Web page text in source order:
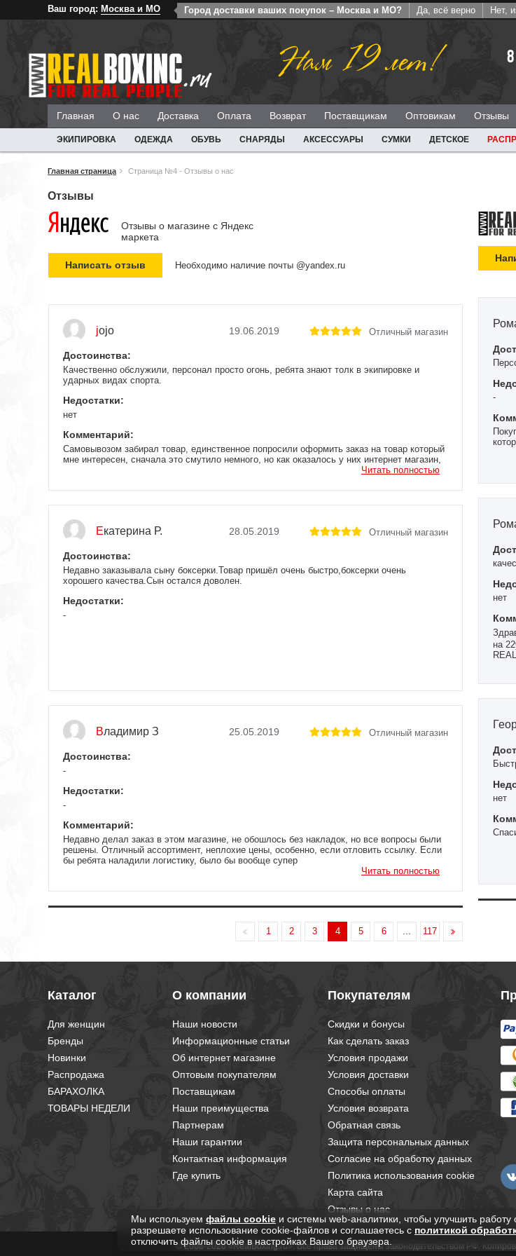
Ваш город: Москва и МО Город доставки ваших покупок – Москва и МО? Да, всё верно Нет,
Нам 19 лет!
Главная О нас Доставка Оплата Возврат Поставщикам Оптовикам Отзывы
ЭКИПИРОВКА ОДЕЖДА ОБУВЬ СНАРЯДЫ АКСЕССУАРЫ СУМКИ ДЕТСКОЕ
Главная страница Страница №4 - Отзывы о нас
Отзывы
Отзывы о магазине c Яндекс
маркета
Необходимо наличие почты @yandex.ru
jojo 19.06.2019 Отличный магазин
Достоинства:
Качественно обслужили, персонал просто огонь, ребята знают толк в экипировке и
ударных видах спорта.
Недостатки:
нет
Комментарий:
Самовывозом забирал товар, единственное попросили оформить заказ на товар который
мне интересен, сначала это смутило немного, но как оказалось у них интернет магазин,
Читать полностью
Екатерина Р. 28.05.2019 Отличный магазин
Достоинства:
Недавно заказывала сыну боксерки.Товар пришёл очень быстро,боксерки очень
хорошего качества.Сын остался доволен.
Недостатки:
-
Владимир З 25.05.2019 Отличный магазин
Достоинства:
-
Недостатки:
-
Комментарий:
Недавно делал заказ в этом магазине, не обошлось без накладок, но все вопросы были
решены. Отличный ассортимент, неплохие цены, особенно, если отловить ссылку. Если
бы ребята наладили логистику, было бы вообще супер
Читать полностью
1 2 3 4 5 6 117
-
нет
на
нет
Каталог
Для женщин
Бренды
Новинки
Распродажа
БАРАХОЛКА
ТОВАРЫ НЕДЕЛИ
О компании
Наши новости
Информационные статьи
Об интернет магазине
Оптовым покупателям
Поставщикам
Наши преимущества
Партнерам
Наши гарантии
Контактная информация
Где купить
Покупателям
Скидки и бонусы
Как сделать заказ
Условия продажи
Условия доставки
Способы оплаты
Условия возврата
Обратная связь
Защита персональных данных
Согласие на обработку данных
Политика использования cookie
Карта сайта
Отзывы о нас
© 2008-2026 «RealBoxing.ru». Все права защищены законодательством РФ.
Мы используем файлы cookie и системы web-аналитики, чтобы улучшить
разрешаете использование cookie-файлов и соглашаетесь с политикой
отключить файлы cookie в настройках Вашего браузера.